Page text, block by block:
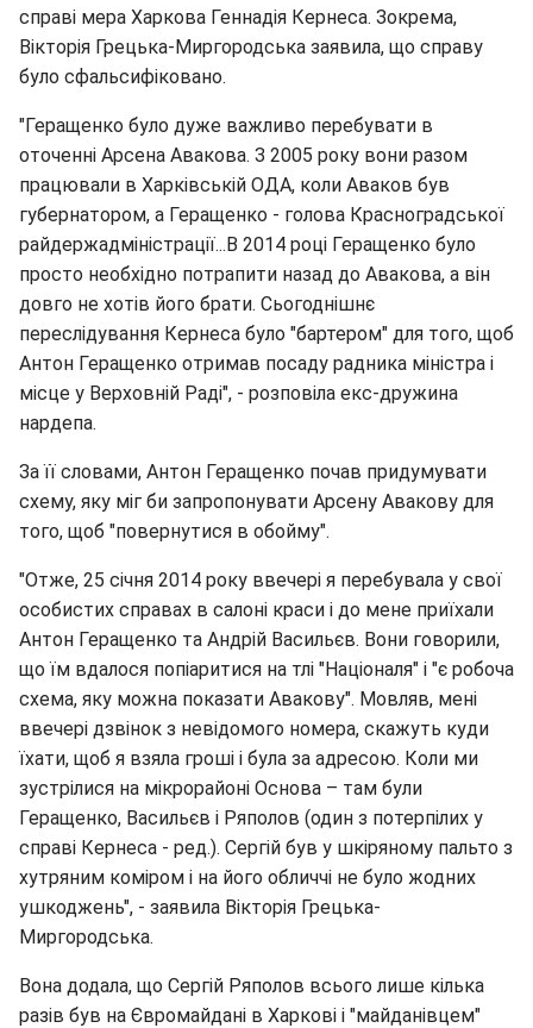
справі мера Харкова Геннадія Кернеса. Зокрема,
Вікторія Грецька-Миргородська заявила, що справу
було сфальсифіковано.
"Геращенко було дуже важливо перебувати в
оточенні Арсена Авакова. З 2005 року вони разом
працювали в Харківській ОДА, коли Аваков був
губернатором, а Геращенко - голова Красноградської
райдержадміністрації...В 2014 році Геращенко було
просто необхідно потрапити назад до Авакова, а він
довго не хотів його брати. Сьогоднішнє
переслідування Кернеса було "бартером" для того, щоб
Антон Геращенко отримав посаду радника міністра і
місце у Верховній Раді", - розповіла екс-дружина
нардепа.
За її словами, Антон Геращенко почав придумувати
схему, яку міг би запропонувати Арсену Авакову для
того, щоб "повернутися в обойму".
"Отже, 25 січня 2014 року ввечері я перебувала у свої
особистих справах в салоні краси і до мене приїхали
Антон Геращенко та Андрій Васильєв. Вони говорили,
що їм вдалося попіаритися на тлі "Націоналя" і "є робоча
схема, яку можна показати Авакову". Мовляв, мені
ввечері дзвінок з невідомого номера, скажуть куди
їхати, щоб я взяла гроші і була за адресою. Коли ми
зустрілися на мікрорайоні Основа – там були
Геращенко, Васильєв і Ряполов (один з потерпілих у
справі Кернеса - ред.). Сергій був у шкіряному пальто з
хутряним коміром і на його обличчі не було жодних
ушкоджень", - заявила Вікторія Грецька-
Миргородська.
Вона додала, що Сергій Ряполов всього лише кілька
разів був на Євромайдані в Харкові і "майданівцем"